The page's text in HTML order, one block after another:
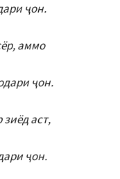
ҷон.
аммо
ҷон.
аст,
ҷон.